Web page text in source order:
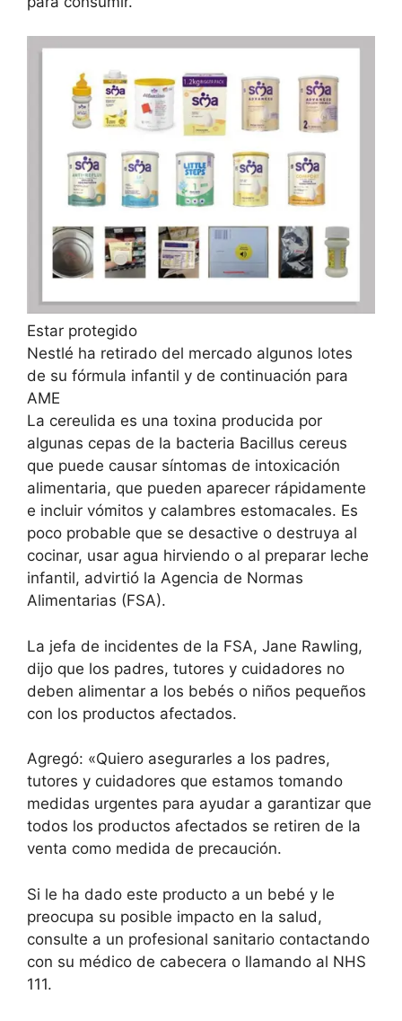
Estar protegido
Nestlé ha retirado del mercado algunos lotes
de su fórmula infantil y de continuación para
AME
La cereulida es una toxina producida por
algunas cepas de la bacteria Bacillus cereus
que puede causar síntomas de intoxicación
alimentaria, que pueden aparecer rápidamente
e incluir vómitos y calambres estomacales. Es
poco probable que se desactive o destruya al
cocinar, usar agua hirviendo o al preparar leche
infantil, advirtió la Agencia de Normas
Alimentarias (FSA).
La jefa de incidentes de la FSA, Jane Rawling,
dijo que los padres, tutores y cuidadores no
deben alimentar a los bebés o niños pequeños
con los productos afectados.
Agregó: «Quiero asegurarles a los padres,
tutores y cuidadores que estamos tomando
medidas urgentes para ayudar a garantizar que
todos los productos afectados se retiren de la
venta como medida de precaución.
Si le ha dado este producto a un bebé y le
preocupa su posible impacto en la salud,
consulte a un profesional sanitario contactando
con su médico de cabecera o llamando al NHS
111.